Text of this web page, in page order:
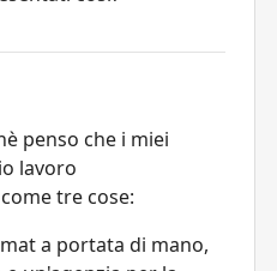
penso che i miei
lavoro
tre cose:
a portata di mano,